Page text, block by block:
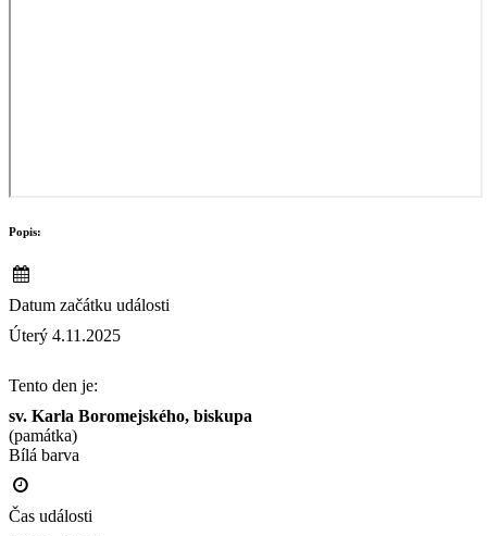
Popis:
Datum začátku události
Úterý 4.11.2025
Tento den je:
sv. Karla Boromejského, biskupa
(památka)
Bílá barva
Čas události